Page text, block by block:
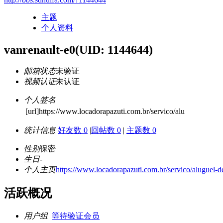
主题
个人资料
vanrenault-e0(UID: 1144644)
邮箱状态未验证
视频认证未认证
个人签名
[url]https://www.locadorapazuti.com.br/servico/alu
统计信息 好友数 0 |回帖数 0 | 主题数 0
性别保密
生日-
个人主页https://www.locadorapazuti.com.br/servico/aluguel-
活跃概况
用户组 等待验证会员